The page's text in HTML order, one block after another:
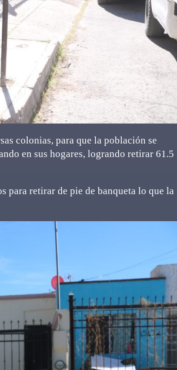
colonias, para que la población se
en sus hogares, logrando retirar 61.5
para retirar de pie de banqueta lo que la